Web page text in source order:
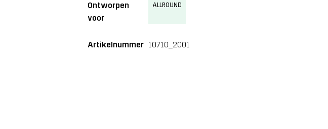
Ontworpen
voor
ALLROUND
Artikelnummer 10710_2001